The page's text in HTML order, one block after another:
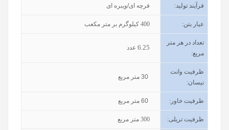
فرآیند تولید: فرچه ای/ویبره ای
عیار بتن:
400 کیلوگرم بر متر مکعب
تعداد در هر متر
مربع:
6.25 عدد
ظرفیت وانت
نیسان:
30 متر مربع
ظرفیت خاور :
60 متر مربع
ظرفیت تریلی:
300 متر مربع